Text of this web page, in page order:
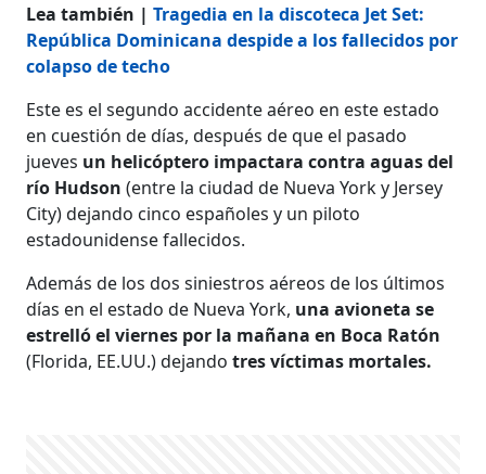
Lea también |Tragedia en la discoteca Jet Set:
República Dominicana despide a los fallecidos por
colapso de techo
Este es el segundo accidente aéreo en este estado
en cuestión de días, después de que el pasado
jueves un helicóptero impactara contra aguas del
río Hudson (entre la ciudad de Nueva York y Jersey
City) dejando cinco españoles y un piloto
estadounidense fallecidos.
Además de los dos siniestros aéreos de los últimos
días en el estado de Nueva York, una avioneta se
estrelló el viernes por la mañana en Boca Ratón
(Florida, EE.UU.) dejando tres víctimas mortales.